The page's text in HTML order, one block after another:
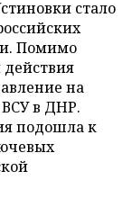
стало
Помимо
на
в ДНР.
подошла к